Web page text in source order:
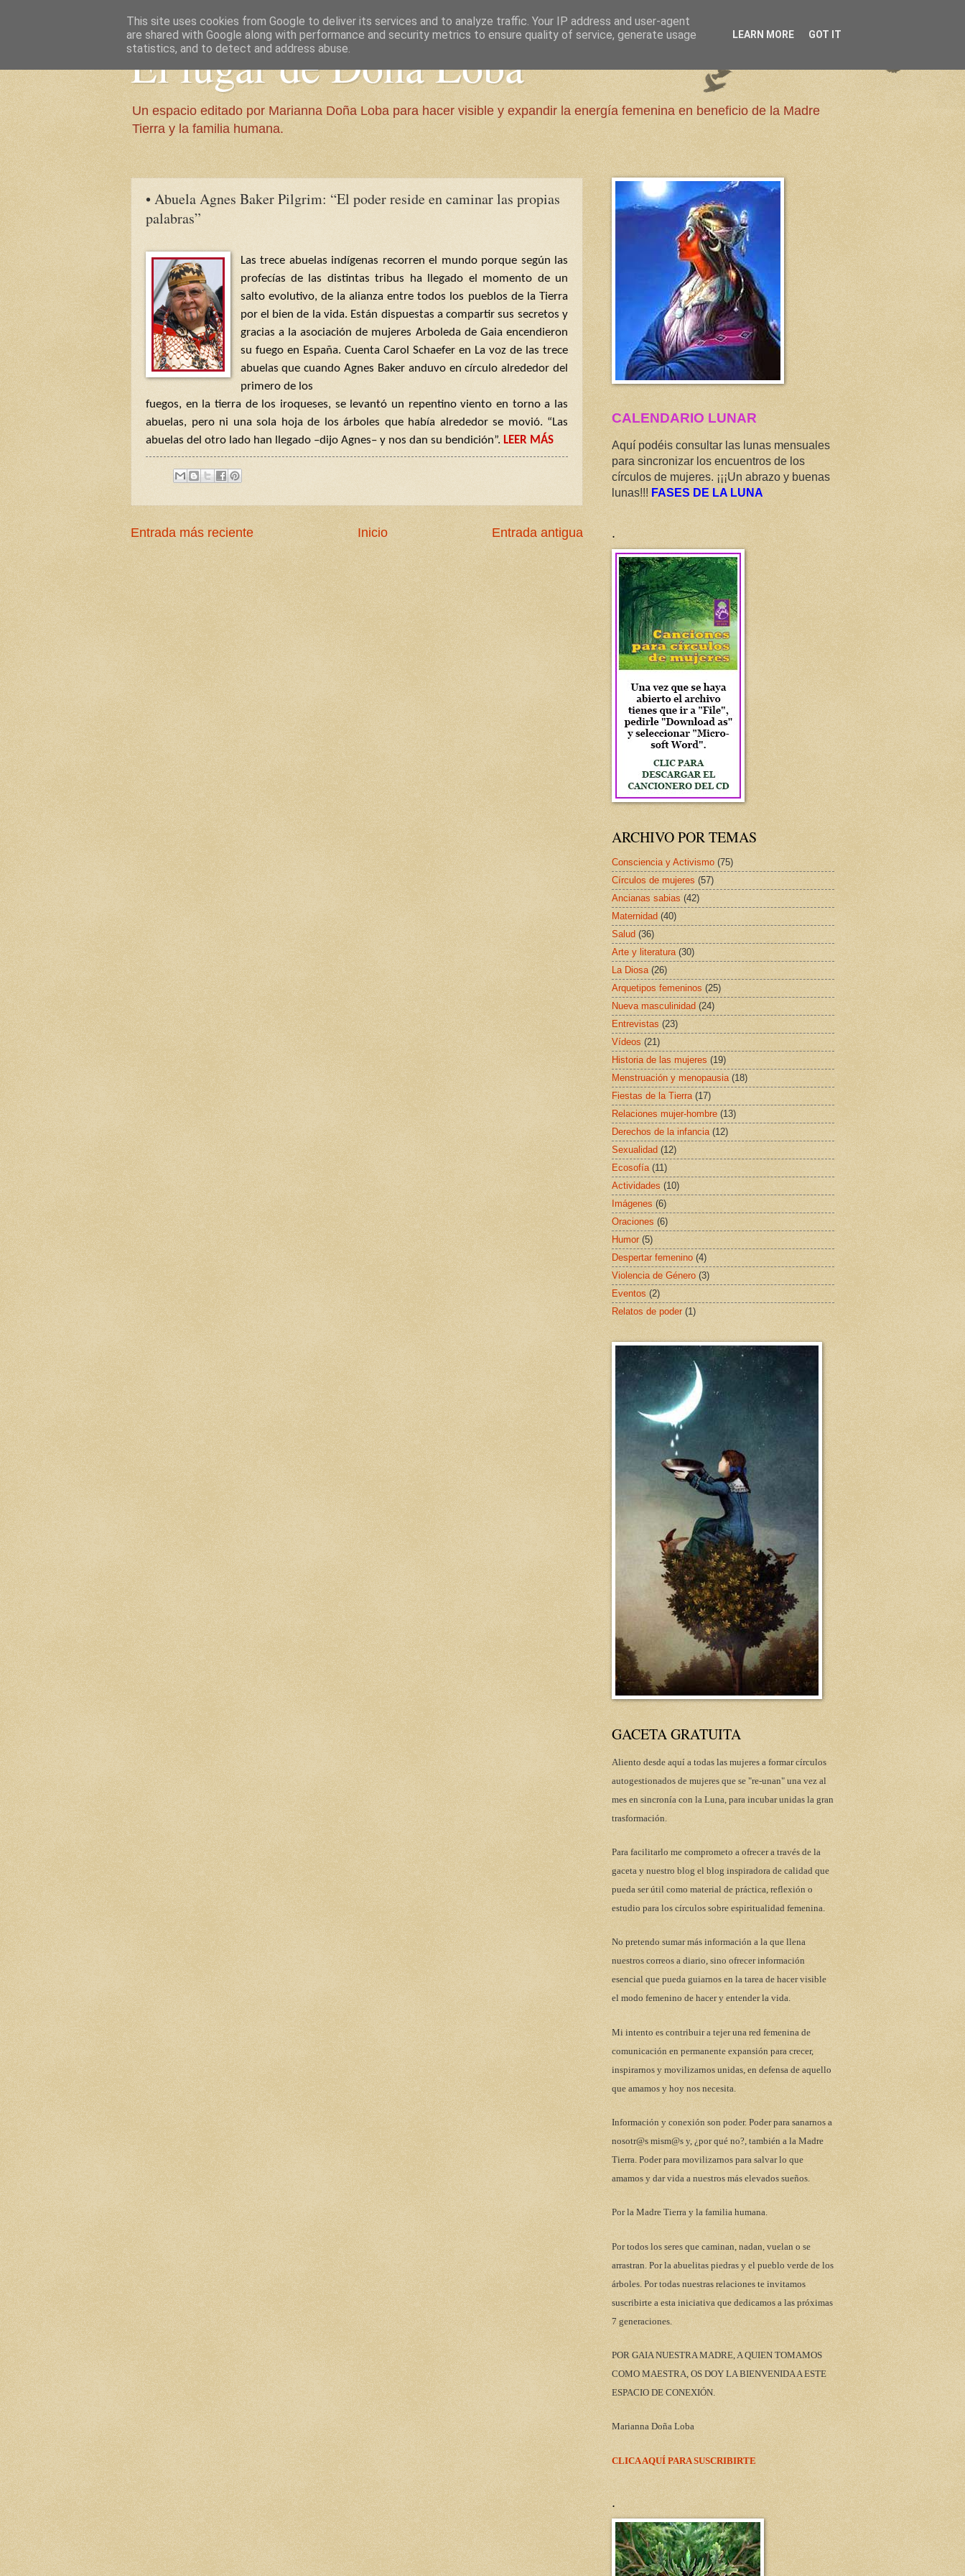
El lugar de Doña Loba
Un espacio editado por Marianna Doña Loba para hacer visible y expandir la energía femenina en beneficio de la Madre
Tierra y la familia humana.
• Abuela Agnes Baker Pilgrim: “El poder reside en caminar las propias
palabras”
Las trece abuelas indígenas recorren el mundo porque según las
profecías de las distintas tribus ha llegado el momento de un
salto evolutivo, de la alianza entre todos los pueblos de la Tierra
por el bien de la vida. Están dispuestas a compartir sus secretos y
gracias a la asociación de mujeres Arboleda de Gaia encendieron
su fuego en España. Cuenta Carol Schaefer en La voz de las trece
abuelas que cuando Agnes Baker anduvo en círculo alrededor del
primero de los
fuegos, en la tierra de los iroqueses, se levantó un repentino viento en torno a las
abuelas, pero ni una sola hoja de los árboles que había alrededor se movió. “Las
abuelas del otro lado han llegado –dijo Agnes– y nos dan su bendición”. LEER MÁS
Entrada más reciente Entrada antigua
Inicio
CALENDARIO LUNAR
Aquí podéis consultar las lunas mensuales
para sincronizar los encuentros de los
círculos de mujeres. ¡¡¡Un abrazo y buenas
lunas!!! FASES DE LA LUNA
.
ARCHIVO POR TEMAS
Consciencia y Activismo (75)
Círculos de mujeres (57)
Ancianas sabias (42)
Maternidad (40)
Salud (36)
Arte y literatura (30)
La Diosa (26)
Arquetipos femeninos (25)
Nueva masculinidad (24)
Entrevistas (23)
Vídeos (21)
Historia de las mujeres (19)
Menstruación y menopausia (18)
Fiestas de la Tierra (17)
Relaciones mujer-hombre (13)
Derechos de la infancia (12)
Sexualidad (12)
Ecosofía (11)
Actividades (10)
Imágenes (6)
Oraciones (6)
Humor (5)
Despertar femenino (4)
Violencia de Género (3)
Eventos (2)
Relatos de poder (1)
GACETA GRATUITA
Aliento desde aquí a todas las mujeres a formar círculos
autogestionados de mujeres que se "re-unan" una vez al
mes en sincronía con la Luna, para incubar unidas la gran
trasformación.
Para facilitarlo me comprometo a ofrecer a través de la
gaceta y nuestro blog el blog inspiradora de calidad que
pueda ser útil como material de práctica, reflexión o
estudio para los círculos sobre espiritualidad femenina.
No pretendo sumar más información a la que llena
nuestros correos a diario, sino ofrecer información
esencial que pueda guiarnos en la tarea de hacer visible
el modo femenino de hacer y entender la vida.
Mi intento es contribuir a tejer una red femenina de
comunicación en permanente expansión para crecer,
inspirarnos y movilizarnos unidas, en defensa de aquello
que amamos y hoy nos necesita.
Información y conexión son poder. Poder para sanarnos a
nosotr@s mism@s y, ¿por qué no?, también a la Madre
Tierra. Poder para movilizarnos para salvar lo que
amamos y dar vida a nuestros más elevados sueños.
Por la Madre Tierra y la familia humana.
Por todos los seres que caminan, nadan, vuelan o se
arrastran. Por la abuelitas piedras y el pueblo verde de los
árboles. Por todas nuestras relaciones te invitamos
suscribirte a esta iniciativa que dedicamos a las próximas
7 generaciones.
POR GAIA NUESTRA MADRE, A QUIEN TOMAMOS
COMO MAESTRA, OS DOY LA BIENVENIDA A ESTE
ESPACIO DE CONEXIÓN.
Marianna Doña Loba
CLICA AQUÍ PARA SUSCRIBIRTE
.
This site uses cookies from Google to deliver its services and to analyze traffic. Your IP address and user-agent
are shared with Google along with performance and security metrics to ensure quality of service, generate usage
statistics, and to detect and address abuse.
LEARN MORE GOT IT